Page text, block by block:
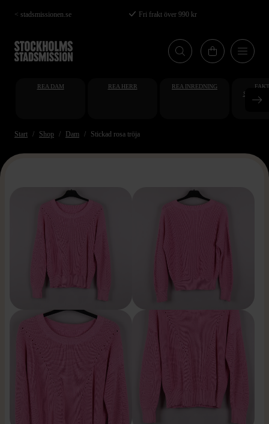
Hoppa
till
huvudinnehåll
< stadsmissionen.se Fri frakt över 990 kr
REA DAM REA HERR REA INREDNING
Start Shop Dam Stickad rosa tröja